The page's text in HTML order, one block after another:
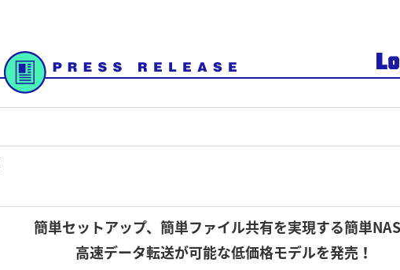
簡単セットアップ、簡単ファイル共有を実現する簡単
高速データ転送が可能な低価格モデルを発売！